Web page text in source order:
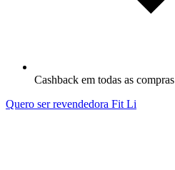
Cashback em todas as compras
Quero ser revendedora Fit Li